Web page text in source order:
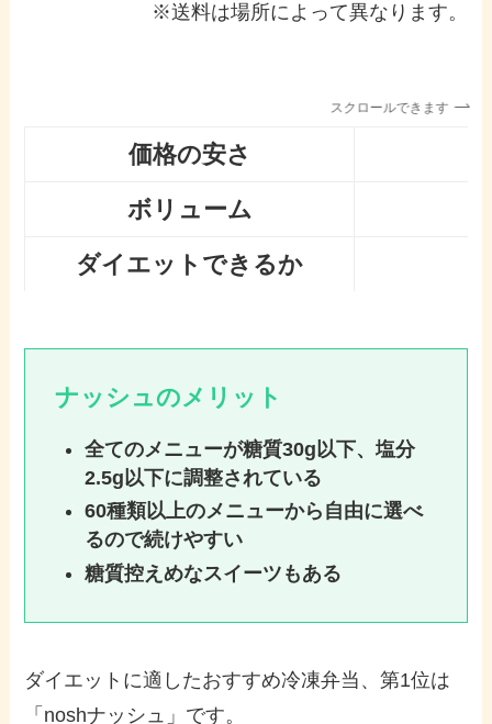
※送料は場所によって異なります。
スクロールできます
価格の安さ
ボリューム
ダイエットできるか
ナッシュのメリット
全てのメニューが糖質30g以下、塩分
2.5g以下に調整されている
60種類以上のメニューから自由に選べ
るので続けやすい
糖質控えめなスイーツもある
ダイエットに適したおすすめ冷凍弁当、第1位は
「noshナッシュ」です。